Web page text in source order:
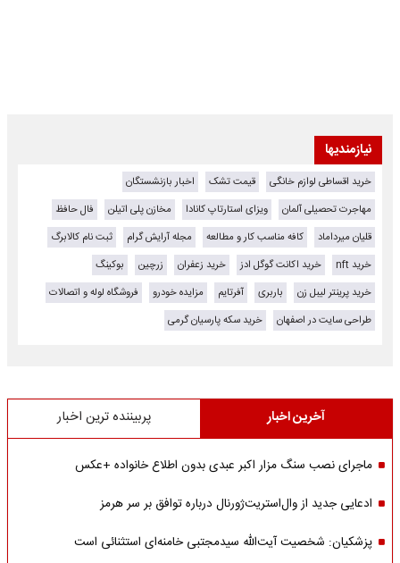
نیازمندیها
خرید اقساطی لوازم خانگی قیمت تشک
اخبار بازنشستگان
مهاجرت تحصیلی آلمان
ویزای استارتاپ کانادا مخازن پلی اتیلن
فال حافظ
قلیان میرداماد
کافه مناسب کار و مطالعه مجله آرایش گرام
ثبت نام کالابرگ
خرید nft
خرید اکانت گوگل ادز خرید زعفران زرچین
بوکینگ
خرید پرینتر لیبل زن
باربری آفرتایم مزایده خودرو
فروشگاه لوله و اتصالات
طراحی سایت در اصفهان
خرید سکه پارسیان گرمی
آخرین اخبار پربیننده ترین اخبار
ماجرای نصب سنگ مزار اکبر عبدی بدون اطلاع خانواده +عکس
ادعایی جدید از وال‌استریت‌ژورنال درباره توافق بر سر هرمز
پزشکیان: شخصیت آیت‌الله سیدمجتبی خامنه‌ای استثنائی است